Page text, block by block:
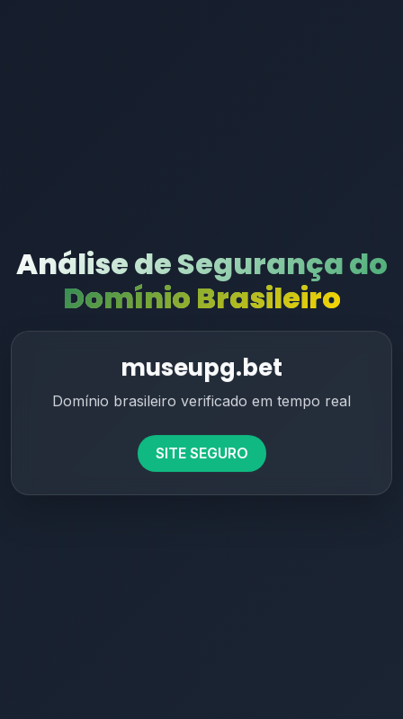
Análise de Segurança do
Domínio Brasileiro
museupg.bet
Domínio brasileiro verificado em tempo real
SITE SEGURO